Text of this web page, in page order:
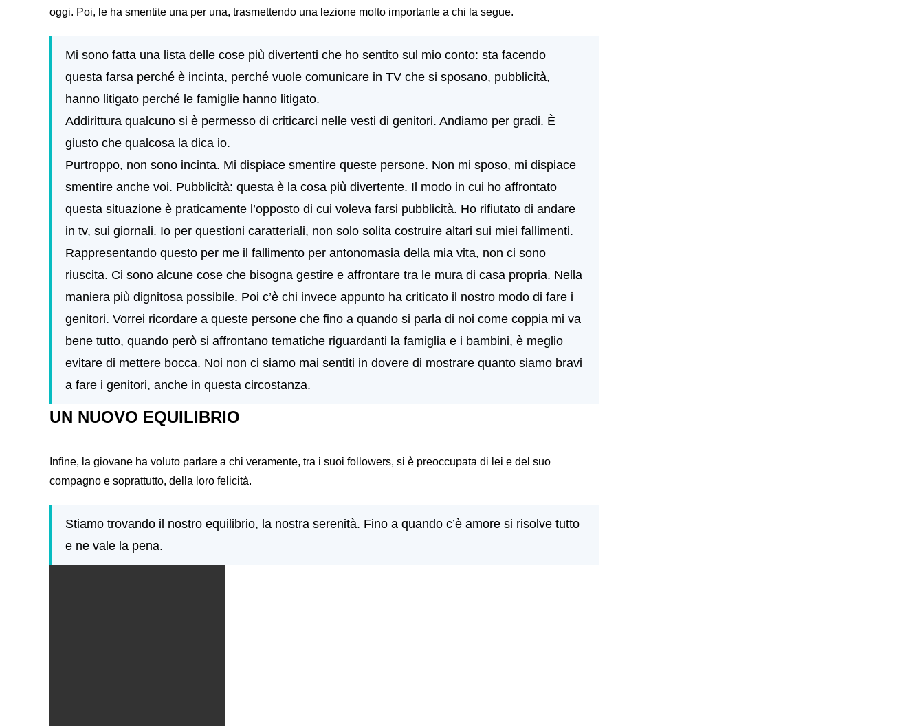
oggi. Poi, le ha smentite una per una, trasmettendo una lezione molto importante a chi la segue.
Mi sono fatta una lista delle cose più divertenti che ho sentito sul mio conto: sta facendo
questa farsa perché è incinta, perché vuole comunicare in TV che si sposano, pubblicità,
hanno litigato perché le famiglie hanno litigato.
Addirittura qualcuno si è permesso di criticarci nelle vesti di genitori. Andiamo per gradi. È
giusto che qualcosa la dica io.
Purtroppo, non sono incinta. Mi dispiace smentire queste persone. Non mi sposo, mi dispiace
smentire anche voi. Pubblicità: questa è la cosa più divertente. Il modo in cui ho affrontato
questa situazione è praticamente l’opposto di cui voleva farsi pubblicità. Ho rifiutato di andare
in tv, sui giornali. Io per questioni caratteriali, non solo solita costruire altari sui miei fallimenti.
Rappresentando questo per me il fallimento per antonomasia della mia vita, non ci sono
riuscita. Ci sono alcune cose che bisogna gestire e affrontare tra le mura di casa propria. Nella
maniera più dignitosa possibile. Poi c’è chi invece appunto ha criticato il nostro modo di fare i
genitori. Vorrei ricordare a queste persone che fino a quando si parla di noi come coppia mi va
bene tutto, quando però si affrontano tematiche riguardanti la famiglia e i bambini, è meglio
evitare di mettere bocca. Noi non ci siamo mai sentiti in dovere di mostrare quanto siamo bravi
a fare i genitori, anche in questa circostanza.
UN NUOVO EQUILIBRIO
Infine, la giovane ha voluto parlare a chi veramente, tra i suoi followers, si è preoccupata di lei e del suo
compagno e soprattutto, della loro felicità.
Stiamo trovando il nostro equilibrio, la nostra serenità. Fino a quando c’è amore si risolve tutto
e ne vale la pena.